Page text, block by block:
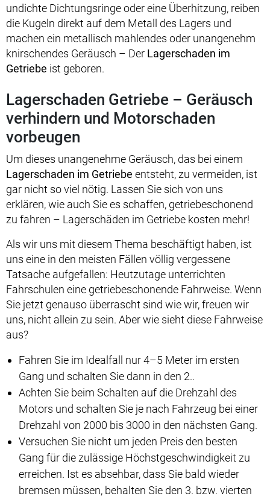
undichte Dichtungsringe oder eine Überhitzung, reiben
die Kugeln direkt auf dem Metall des Lagers und
machen ein metallisch mahlendes oder unangenehm
knirschendes Geräusch – Der Lagerschaden im
Getriebe ist geboren.
Lagerschaden Getriebe – Geräusch
verhindern und Motorschaden
vorbeugen
Um dieses unangenehme Geräusch, das bei einem
Lagerschaden im Getriebe entsteht, zu vermeiden, ist
gar nicht so viel nötig. Lassen Sie sich von uns
erklären, wie auch Sie es schaffen, getriebeschonend
zu fahren – Lagerschäden im Getriebe kosten mehr!
Als wir uns mit diesem Thema beschäftigt haben, ist
uns eine in den meisten Fällen völlig vergessene
Tatsache aufgefallen: Heutzutage unterrichten
Fahrschulen eine getriebeschonende Fahrweise. Wenn
Sie jetzt genauso überrascht sind wie wir, freuen wir
uns, nicht allein zu sein. Aber wie sieht diese Fahrweise
aus?
Fahren Sie im Idealfall nur 4–5 Meter im ersten
Gang und schalten Sie dann in den 2..
Achten Sie beim Schalten auf die Drehzahl des
Motors und schalten Sie je nach Fahrzeug bei einer
Drehzahl von 2000 bis 3000 in den nächsten Gang.
Versuchen Sie nicht um jeden Preis den besten
Gang für die zulässige Höchstgeschwindigkeit zu
erreichen. Ist es absehbar, dass Sie bald wieder
bremsen müssen, behalten Sie den 3. bzw. vierten